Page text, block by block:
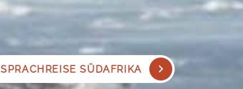
SPRACHREISE SÜDAFRIKA